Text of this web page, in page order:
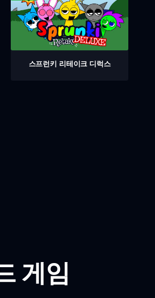
스프런키 리테이크 디럭스
게임